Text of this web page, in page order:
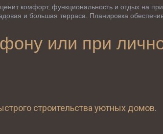
комфорт, функциональность и отдых на
и большая терраса. Планировка
или при
строительства уютных домов.